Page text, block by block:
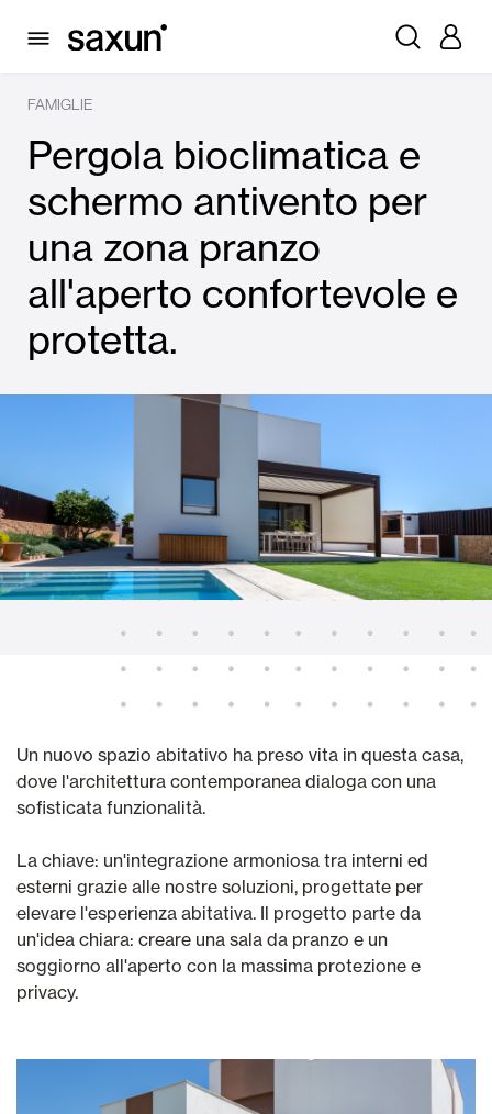
FAMIGLIE
Pergola bioclimatica e
schermo antivento per
una zona pranzo
all'aperto confortevole e
protetta.
Un nuovo spazio abitativo ha preso vita in questa casa,
dove l'architettura contemporanea dialoga con una
sofisticata funzionalità.
La chiave: un'integrazione armoniosa tra interni ed
esterni grazie alle nostre soluzioni, progettate per
elevare l'esperienza abitativa. Il progetto parte da
un'idea chiara: creare una sala da pranzo e un
soggiorno all'aperto con la massima protezione e
privacy.